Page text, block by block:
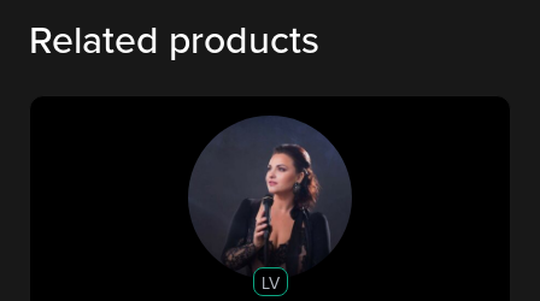
Related products
LV